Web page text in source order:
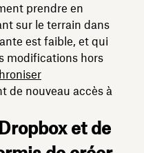
prendre en
sur le terrain dans
est faible, et qui
modifications hors
de nouveau accès à
et de